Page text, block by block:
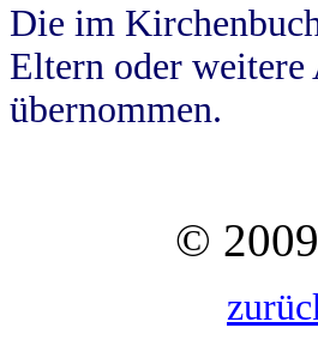
Die im
Eltern oder
übernommen.
©